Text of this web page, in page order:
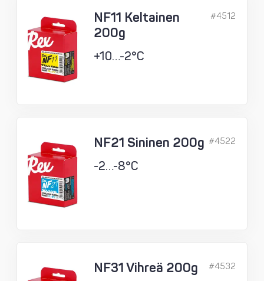
NF11 Keltainen
200g
+10…-2°C
#4512
NF21 Sininen 200g
-2…-8°C
#4522
NF31 Vihreä 200g #4532